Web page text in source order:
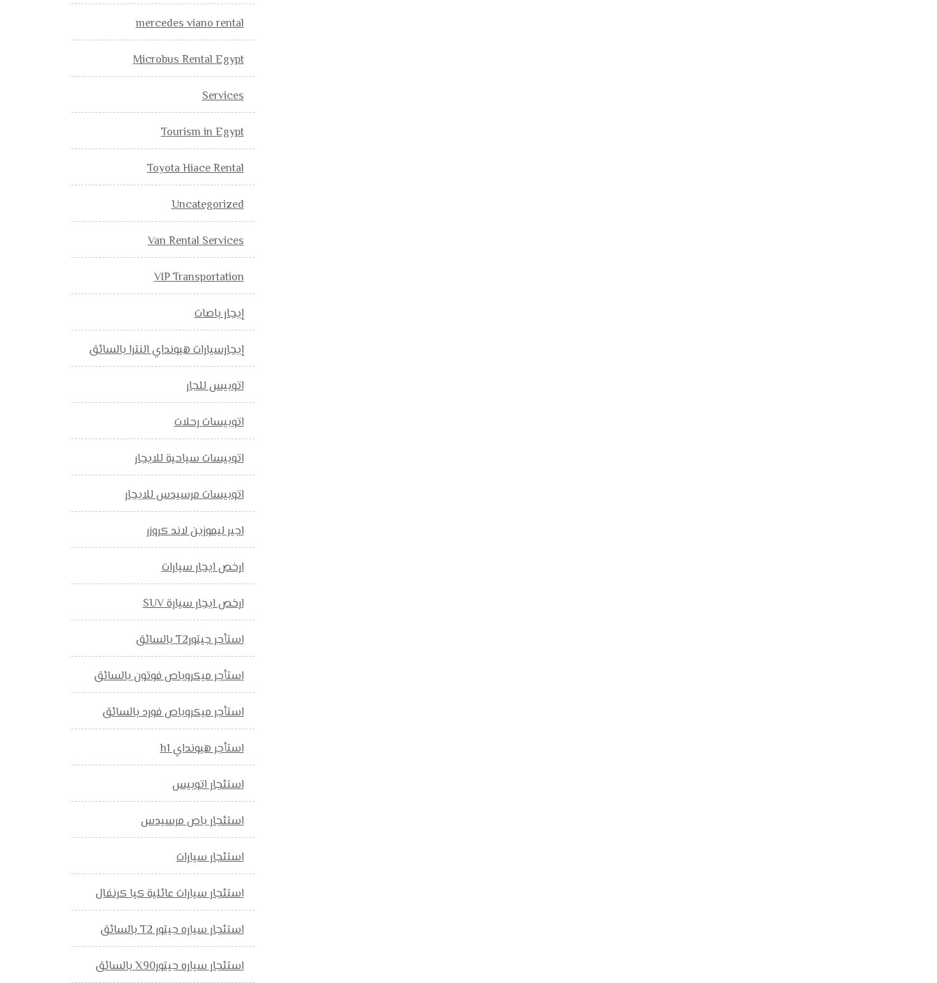
mercedes viano rental
Microbus Rental Egypt
Services
Tourism in Egypt
Toyota Hiace Rental
Uncategorized
Van Rental Services
VIP Transportation
إيجار باصات
إيجارسيارات هيونداي النترا بالسائق
اتوبيس للجار
اتوبيسات رحلات
اتوبيسات سياحية للايجار
اتوبيسات مرسيدس للايجار
اجير ليموزين لاند كروزر
ارخص ايجار سيارات
ارخص ايجار سيارة SUV
استأجر جيتورT2 بالسائق
استأجر ميكروباص فوتون بالسائق
استأجر ميكروباص فورد بالسائق
استأجر هيونداي h1
استئجار اتوبيس
استئجار باص مرسيدس
استئجار سيارات
استئجار سيارات عائلية كيا كرنفال
استئجار سياره جيتور T2 بالسائق
استئجار سياره جيتورX90 بالسائق